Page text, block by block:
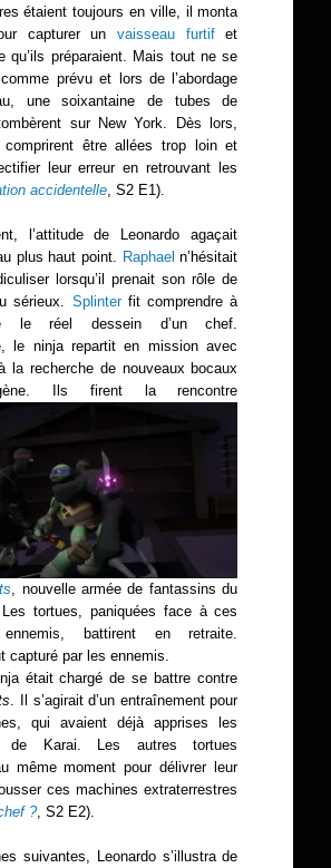
étaient toujours en ville, il monta
capturer unvaisseau furtifet
qu’ils préparaient. Mais tout ne se
prévu et lors de l’abordage
une soixantaine de tubes de
sur New York. Dès lors,
comprirent être allées trop loin et
leur erreur en retrouvant les
accidentelle, S2 E1).
l’attitude de Leonardo agaçait
plus haut point.
Raphael n’hésitait
lorsqu’il prenait son rôle de
sérieux. Splinterfit comprendre à
le réel dessein d’un chef.
le ninja repartit en mission avec
la recherche de nouveaux bocaux
Ils firent la rencontre
, nouvelle armée de fantassins du
tortues, paniquées face à ces
ennemis, battirent en retraite.
capturé par les ennemis.
était chargé de se battre contre
. Il s’agirait d’un entraînement pour
qui avaient déjà apprises les
de Karai. Les autres tortues
même moment pour délivrer leur
ces machines extraterrestres
?, S2 E2).
suivantes, Leonardo s’illustra de